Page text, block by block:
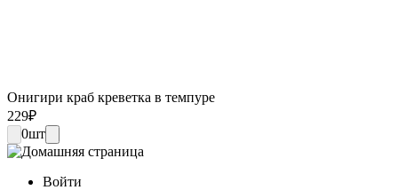
Онигири краб креветка в темпуре
229₽
0шт
Войти